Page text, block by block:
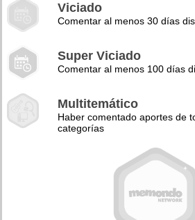
Viciado
Comentar al menos 30 días
Super Viciado
Comentar al menos 100 días
Multitemático
Haber comentado aportes de
categorías